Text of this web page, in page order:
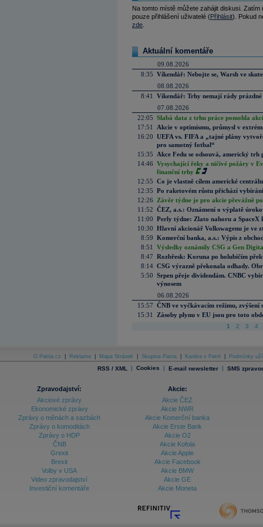
Na tomto místě můžete zahájit diskusi.
pouze přihlášení uživatelé (Přihlásit). Pokud
zde
Aktuální komentáře
09.08.2026
8:35 Víkendář: Nebojte se, Warsh ve
08.08.2026
8:41
Víkendář: Trhy nemají rády prázdné
07.08.2026
22:05 Slabá data z trhu práce pomohla
17:51
Akcie v optimismu, průmysl v
16:20 UEFA vs. FIFA a „tajné plány
pro samotný fotbal“
15:35
Akce Fedu se odsouvá, americký
14:46 Vysychající řeky a ničivé požáry v
finanční trhy
12:55 Co je vlastně cílem americké
12:35 Po raketovém růstu přichází
12:26
Závěr týdne je pro akcie převážně
11:52 ČEZ, a.s.: Oznámení o výplatě
11:00 Perly týdne: Zlato nahoru a SpaceX
10:30 Hlavní akcionář Volkswagenu je ve
8:59 Komerční banka, a.s.: Výpis z
8:51
Výsledky oznámily CSG a Gen
8:47 Rozbřesk: Koruna po holubičím
8:14 CSG výrazně překonala odhady.
5:50 Srpen přeje dividendám. CNBC
výnosem
06.08.2026
15:57 ČNB ve vyčkávacím režimu, zvýšení
15:31
Zásoby plynu v EU jsou pro toto
1 2 3 4
O Patria.cz Reklama Mapa Stránek Skupina Patria Kariéra v Patrii Podmínky
RSS / XML | Cookies | E-mail newsletter | SMS
Zpravodajství:
Akciové zprávy
Ekonomické zprávy
Zprávy o měnách a sazbách
Zprávy o komoditách
Zprávy o HDP
ČNB
Grexit
Brexit
Volby v USA
Video zpravodajství
Investiční komentáře
Akcie:
Akcie ČEZ
Akcie NWR
Akcie Komerční banka
Akcie Erste Bank
Akcie O2
Akcie Kofola
Akcie Apple
Akcie Facebook
Akcie BMW
Akcie GE
Akcie Moneta